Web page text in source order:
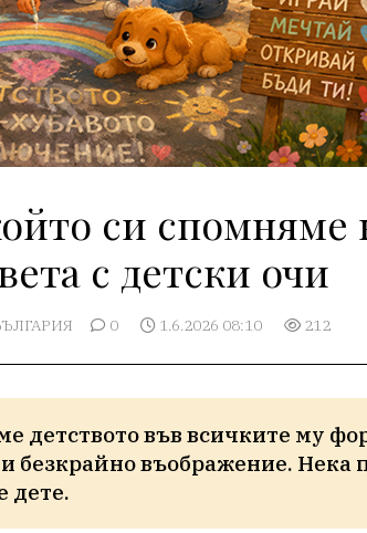
си спомняме
с детски очи
0 1.6.2026 08:10 212
детството във всичките му
безкрайно въображение. Нека
дете.